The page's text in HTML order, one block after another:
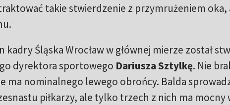
takie stwierdzenie z przymrużeniem oka,
kadry Śląska Wrocław w głównej mierze został
dyrektora sportowego Dariusza Sztylkę. Nie
ma nominalnego lewego obrońcy. Balda
piłkarzy, ale tylko trzech z nich ma mocny